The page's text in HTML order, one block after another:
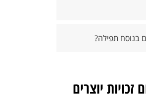
בנוסח תפילה?
זכויות יוצרים